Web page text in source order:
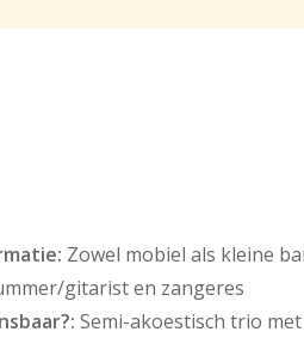
Zowel mobiel als kleine
gitarist en zangeres
Semi-akoestisch trio